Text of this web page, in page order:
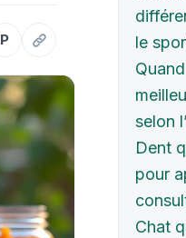
P
le
selon
Dent
pour
Chat